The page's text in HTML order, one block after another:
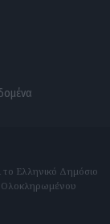
Ελληνικό Δημόσιο
Ολοκληρωμένου